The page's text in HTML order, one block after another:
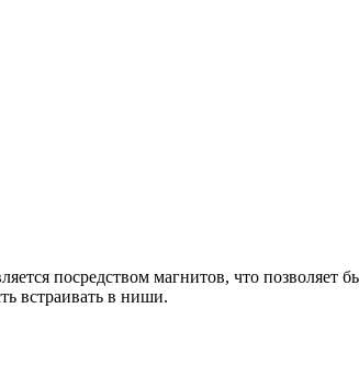
посредством магнитов, что позволяет
встраивать в ниши.